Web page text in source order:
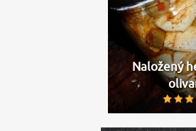
Naložený